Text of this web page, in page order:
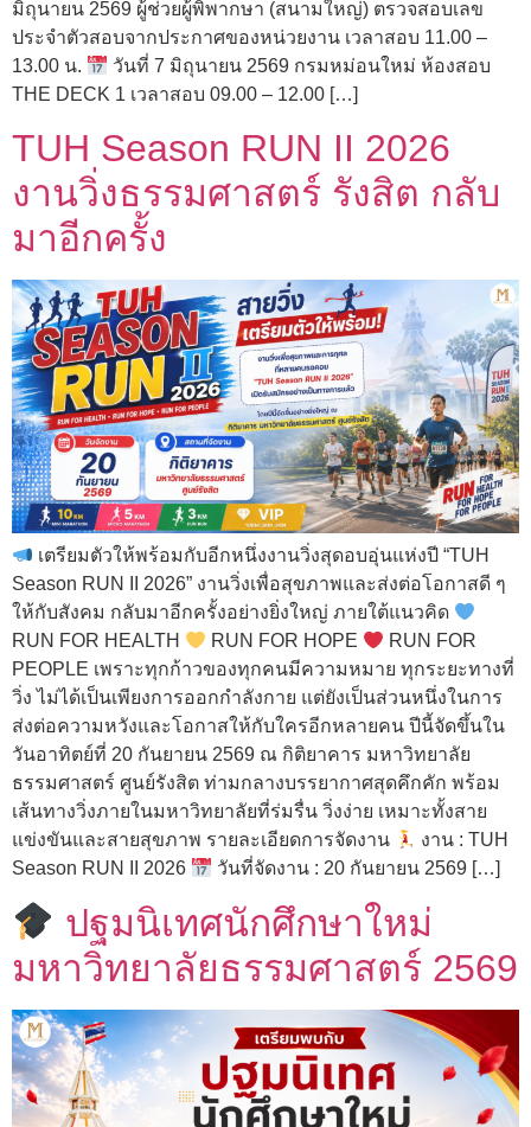
มิถุนายน 2569 ผู้ช่วยผู้พิพากษา (สนามใหญ่) ตรวจสอบเลข
ประจำตัวสอบจากประกาศของหน่วยงาน เวลาสอบ 11.00 –
13.00 น.
วันที่ 7 มิถุนายน 2569 กรมหม่อนใหม่ ห้องสอบ
THE DECK 1 เวลาสอบ 09.00 – 12.00 […]
TUH Season RUN II 2026
งานวิ่งธรรมศาสตร์ รังสิต กลับ
มาอีกครั้ง
เตรียมตัวให้พร้อมกับอีกหนึ่งงานวิ่งสุดอบอุ่นแห่งปี “TUH
Season RUN II 2026” งานวิ่งเพื่อสุขภาพและส่งต่อโอกาสดี ๆ
ให้กับสังคม กลับมาอีกครั้งอย่างยิ่งใหญ่ ภายใต้แนวคิด
RUN FOR HEALTH
RUN FOR HOPE
RUN FOR
PEOPLE เพราะทุกก้าวของทุกคนมีความหมาย ทุกระยะทางที่
วิ่ง ไม่ได้เป็นเพียงการออกกำลังกาย แต่ยังเป็นส่วนหนึ่งในการ
ส่งต่อความหวังและโอกาสให้กับใครอีกหลายคน ปีนี้จัดขึ้นใน
วันอาทิตย์ที่ 20 กันยายน 2569 ณ กิติยาคาร มหาวิทยาลัย
ธรรมศาสตร์ ศูนย์รังสิต ท่ามกลางบรรยากาศสุดคึกคัก พร้อม
เส้นทางวิ่งภายในมหาวิทยาลัยที่ร่มรื่น วิ่งง่าย เหมาะทั้งสาย
แข่งขันและสายสุขภาพ รายละเอียดการจัดงาน
งาน : TUH
Season RUN II 2026
วันที่จัดงาน : 20 กันยายน 2569 […]
ปฐมนิเทศนักศึกษาใหม่
มหาวิทยาลัยธรรมศาสตร์ 2569